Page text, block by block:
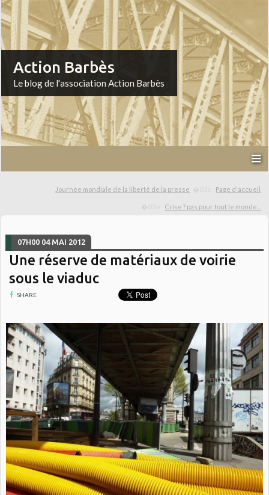
Action Barbès
Le blog de l'association Action Barbès
Journée mondiale de la liberté de la presse Page d'accueil
Crise ? pas pour tout le monde...
07H00 04 MAI 2012
Une réserve de matériaux de voirie
sous le viaduc
SHARE